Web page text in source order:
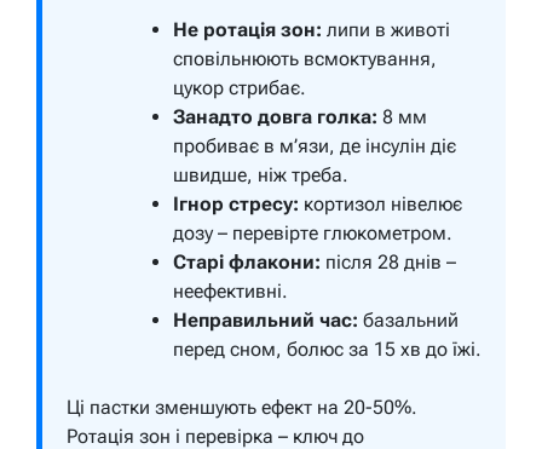
Не ротація зон: липи в животі
сповільнюють всмоктування,
цукор стрибає.
Занадто довга голка: 8 мм
пробиває в м’язи, де інсулін діє
швидше, ніж треба.
Ігнор стресу: кортизол нівелює
дозу – перевірте глюкометром.
Старі флакони: після 28 днів –
неефективні.
Неправильний час: базальний
перед сном, болюс за 15 хв до їжі.
Ці пастки зменшують ефект на 20-50%.
Ротація зон і перевірка – ключ до